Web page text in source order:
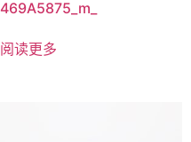
469A5875_m_
阅读更多